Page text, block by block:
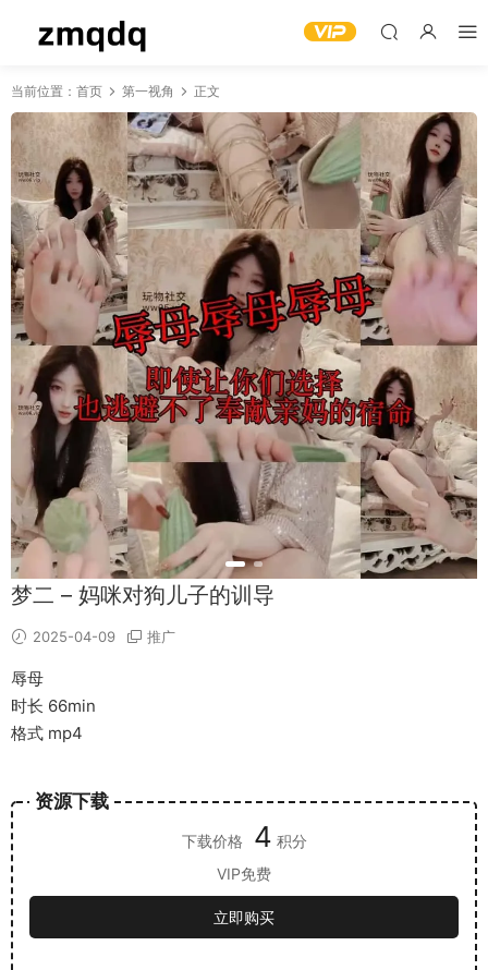
当前位置： 首页 第一视角 正文
梦二 – 妈咪对狗儿子的训导
2025-04-09 推广
辱母
时长 66min
格式 mp4
资源下载
下载价格 4 积分
VIP免费
立即购买